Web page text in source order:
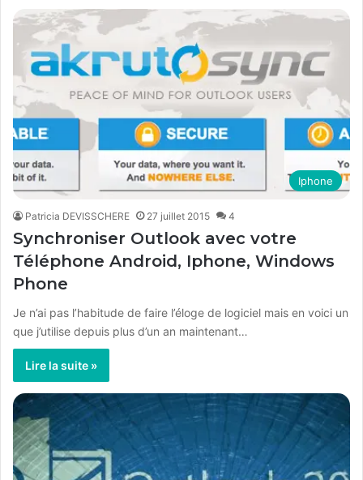
Iphone
Patricia DEVISSCHERE 27 juillet 2015 4
Synchroniser Outlook avec votre
Téléphone Android, Iphone, Windows
Phone
Je n’ai pas l’habitude de faire l’éloge de logiciel mais en voici un
que j’utilise depuis plus d’un an maintenant…
Lire la suite »